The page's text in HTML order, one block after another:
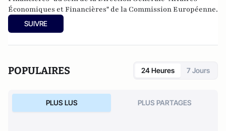
Économiques et Financières" de la Commission Européenne.
SUIVRE
POPULAIRES 24 Heures 7 Jours
PLUS LUS PLUS PARTAGES